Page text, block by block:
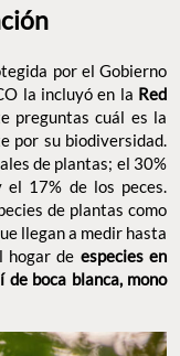
por el Gobierno
la incluyó en la Red
preguntas cuál es la
por su biodiversidad.
de plantas; el 30%
17% de los peces.
de plantas como
llegan a medir hasta
hogar de especies en
boca blanca, mono